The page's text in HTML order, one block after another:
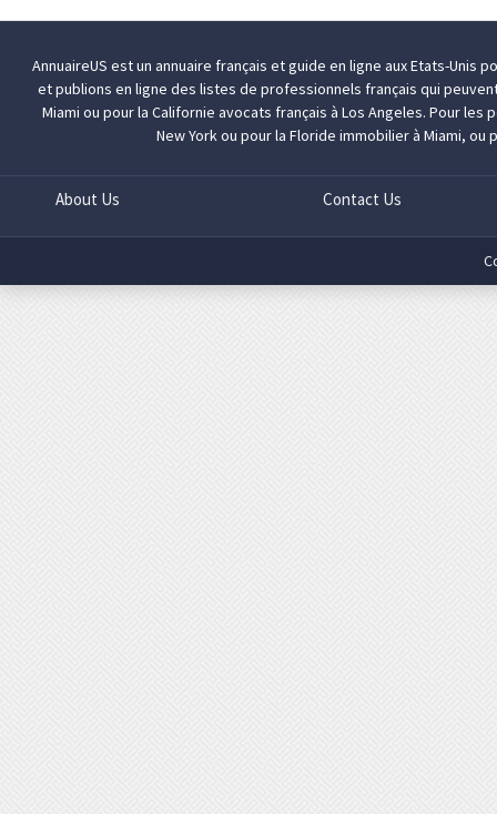
AnnuaireUS est un annuaire français et guide en ligne aux Etats-Unis
et publions en ligne des listes de professionnels français qui
Miami ou pour la Californieavocats français à Los Angeles. Pour les
New Yorkou pour la Florideimmobilier à Miami, ou
About Us Contact Us